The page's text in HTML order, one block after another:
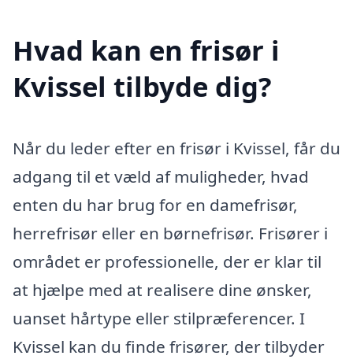
Hvad kan en frisør i
Kvissel tilbyde dig?
Når du leder efter en frisør i Kvissel, får du
adgang til et væld af muligheder, hvad
enten du har brug for en damefrisør,
herrefrisør eller en børnefrisør. Frisører i
området er professionelle, der er klar til
at hjælpe med at realisere dine ønsker,
uanset hårtype eller stilpræferencer. I
Kvissel kan du finde frisører, der tilbyder